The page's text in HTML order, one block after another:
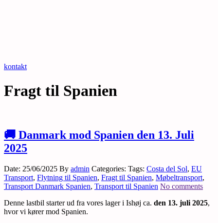
kontakt
Fragt til Spanien
🚚 Danmark mod Spanien den 13. Juli
2025
Date: 25/06/2025 By admin Categories: Tags: Costa del Sol, EU
Transport, Flytning til Spanien, Fragt til Spanien, Møbeltransport,
Transport Danmark Spanien, Transport til Spanien No comments
Denne lastbil starter ud fra vores lager i Ishøj ca. den 13. juli 2025,
hvor vi kører mod Spanien.